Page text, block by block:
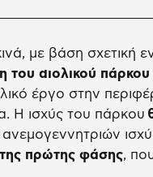
με βάση σχετική
του αιολικού
έργο στην
Η ισχύς του πάρκου
πρώτης φάσης,